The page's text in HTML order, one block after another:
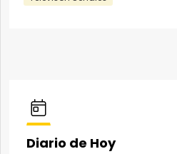
Diario de Hoy